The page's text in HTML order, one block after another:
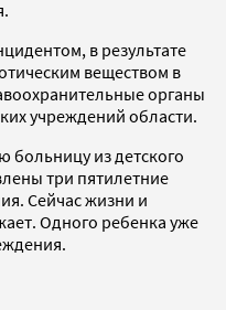
в результате
веществом в
органы
учреждений области.
больницу из детского
три пятилетние
Сейчас жизни и
Одного ребенка уже